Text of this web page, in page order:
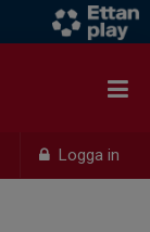
Logga in